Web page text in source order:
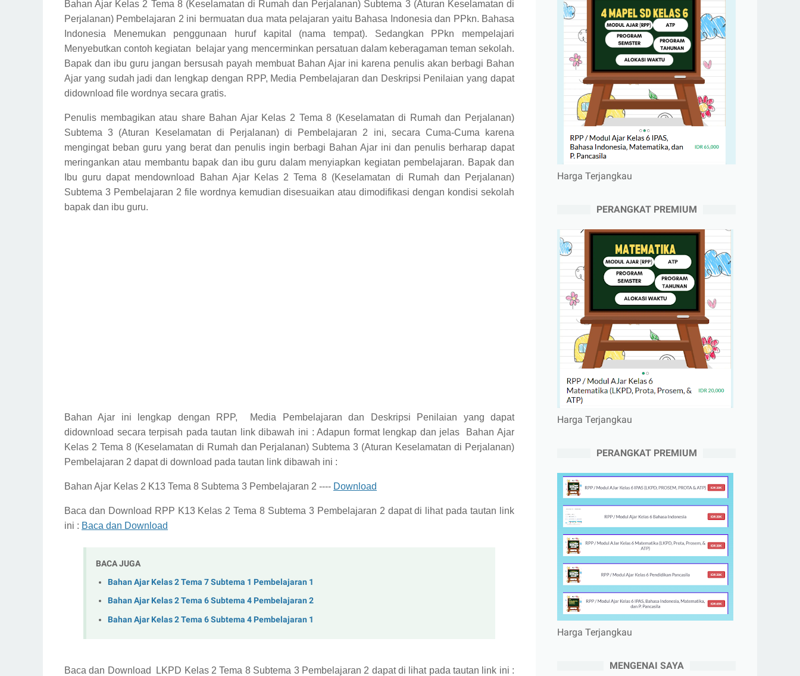
Bahan Ajar Kelas 2 Tema 8 (Keselamatan di Rumah dan Perjalanan) Subtema 3 (Aturan Keselamatan di
Perjalanan) Pembelajaran 2 ini bermuatan dua mata pelajaran yaitu Bahasa Indonesia dan PPkn. Bahasa
Indonesia Menemukan penggunaan huruf kapital (nama tempat). Sedangkan PPkn mempelajari
Menyebutkan contoh kegiatan
belajar yang mencerminkan persatuan dalam keberagaman teman sekolah.
Bapak dan ibu guru jangan bersusah payah membuat Bahan Ajar ini karena penulis akan berbagi Bahan
Ajar yang sudah jadi dan lengkap dengan RPP, Media Pembelajaran dan Deskripsi Penilaian yang dapat
didownload file wordnya secara gratis.
Penulis membagikan atau share Bahan Ajar Kelas 2 Tema 8 (Keselamatan di Rumah dan Perjalanan)
Subtema 3 (Aturan Keselamatan di Perjalanan) di Pembelajaran 2 ini, secara Cuma-Cuma karena
mengingat beban guru yang berat dan penulis ingin berbagi Bahan Ajar ini dan penulis berharap dapat
meringankan atau membantu bapak dan ibu guru dalam menyiapkan kegiatan pembelajaran. Bapak dan
Ibu guru dapat mendownload Bahan Ajar Kelas 2 Tema 8 (Keselamatan di Rumah dan Perjalanan)
Subtema 3 Pembelajaran 2 file wordnya kemudian disesuaikan atau dimodifikasi dengan kondisi sekolah
bapak dan ibu guru.
Bahan Ajar ini lengkap dengan RPP,
Media Pembelajaran dan Deskripsi Penilaian yang dapat
didownload secara terpisah pada tautan link dibawah ini :Adapun format lengkap dan jelas Bahan Ajar
Kelas 2 Tema 8 (Keselamatan di Rumah dan Perjalanan) Subtema 3 (Aturan Keselamatan di Perjalanan)
Pembelajaran 2 dapat di download pada tautan link dibawah ini :
Bahan Ajar Kelas 2 K13 Tema 8 Subtema 3 Pembelajaran 2 ---- Download
Baca dan Download RPP K13 Kelas 2 Tema 8 Subtema 3 Pembelajaran 2 dapat di lihat pada tautan link
ini : Baca dan Download
BACA JUGA
Bahan Ajar Kelas 2 Tema 7 Subtema 1 Pembelajaran 1
Bahan Ajar Kelas 2 Tema 6 Subtema 4 Pembelajaran 2
Bahan Ajar Kelas 2 Tema 6 Subtema 4 Pembelajaran 1
Baca dan Download LKPD Kelas 2 Tema 8 Subtema 3 Pembelajaran 2 dapat di lihat pada tautan link ini :
Harga Terjangkau
PERANGKAT PREMIUM
Harga Terjangkau
PERANGKAT PREMIUM
Harga Terjangkau
MENGENAI SAYA